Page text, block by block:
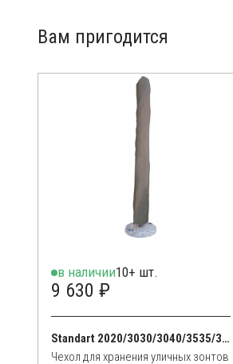
Вам пригодится
в наличии10+ шт.
9 630 ₽
Standart 2020/3030/3040/3535/3500
Чехол для хранения уличных зонтов